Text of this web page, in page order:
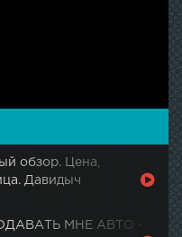
обзор. Цена,
Давидыч
МНЕ АВТО -